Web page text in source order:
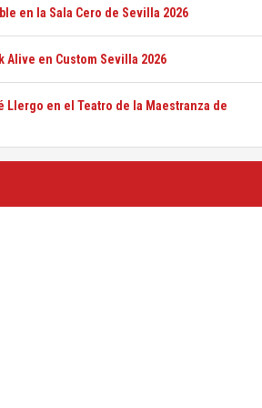
en la Sala Cero de Sevilla 2026
Alive en Custom Sevilla 2026
Llergo en el Teatro de la Maestranza de